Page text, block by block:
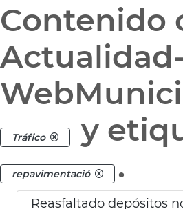
Contenido
Actualidad-
Tráfico y
repavimentació .